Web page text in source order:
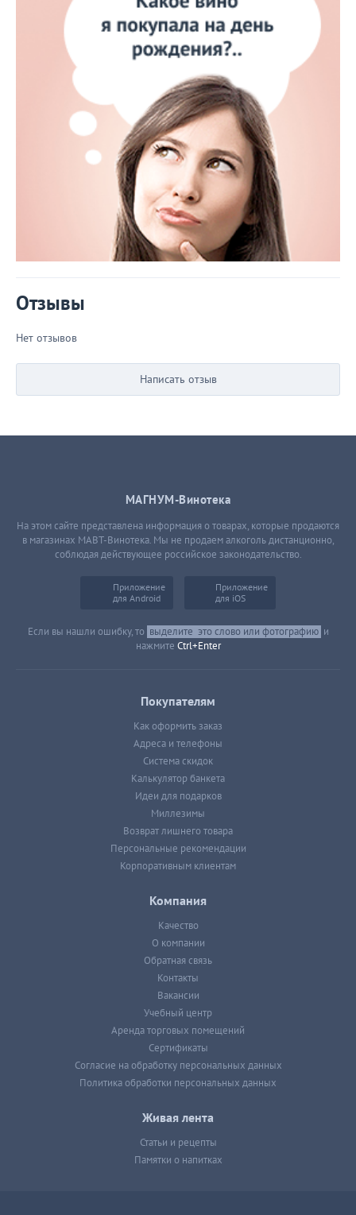
Отзывы
Нет отзывов
Написать отзыв
МАГНУМ-Винотека
На этом сайте представлена информация о товарах, которые продаются
в магазинах МАВТ-Винотека. Мы не продаем алкоголь дистанционно,
соблюдая действующее российское законодательство.
Приложение
для Android
Приложение
для iOS
Если вы нашли ошибку, то выделите это слово или фотографию и
нажмите Ctrl+Enter
Покупателям
Как оформить заказ
Адреса и телефоны
Система скидок
Калькулятор банкета
Идеи для подарков
Миллезимы
Возврат лишнего товара
Персональные рекомендации
Корпоративным клиентам
Компания
Качество
О компании
Обратная связь
Контакты
Вакансии
Учебный центр
Аренда торговых помещений
Сертификаты
Согласие на обработку персональных данных
Политика обработки персональных данных
Живая лента
Статьи и рецепты
Памятки о напитках